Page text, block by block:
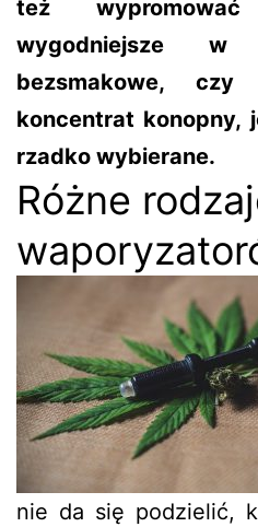
też
wygodniejsze w
bezsmakowe,
koncentrat konopny,
rzadko wybierane.
Różne
nie da się podzielić,